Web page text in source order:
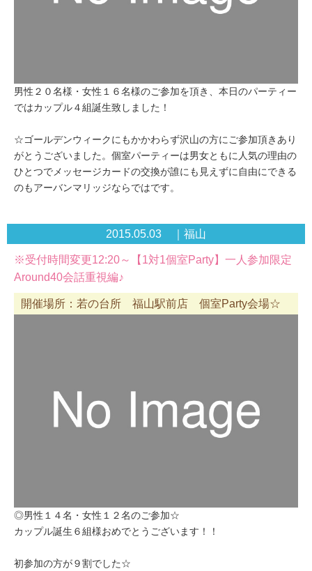
男性２０名様・女性１６名様のご参加を頂き、本日のパーティー
ではカップル４組誕生致しました！
☆ゴールデンウィークにもかかわらず沢山の方にご参加頂きあり
がとうございました。個室パーティーは男女ともに人気の理由の
ひとつでメッセージカードの交換が誰にも見えずに自由にできる
のもアーバンマリッジならではです。
2015.05.03 ｜福山
※受付時間変更12:20～【1対1個室Party】一人参加限定
Around40会話重視編♪
開催場所：若の台所 福山駅前店 個室Party会場☆
◎男性１４名・女性１２名のご参加☆
カップル誕生６組様おめでとうございます！！
初参加の方が９割でした☆